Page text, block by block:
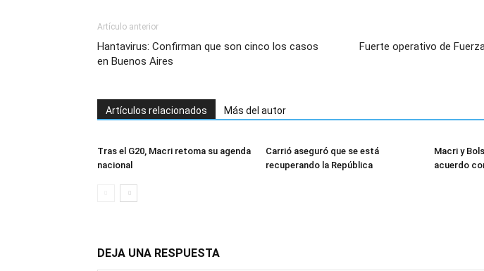
Artículo anterior
Hantavirus: Confirman que son cinco los casos
en Buenos Aires
Fuerte operativo de
Artículos relacionados Más del autor
Tras el G20, Macri retoma su agenda
nacional
Carrió aseguró que se está
recuperando la República
Macri y
acuerdo
DEJA UNA RESPUESTA